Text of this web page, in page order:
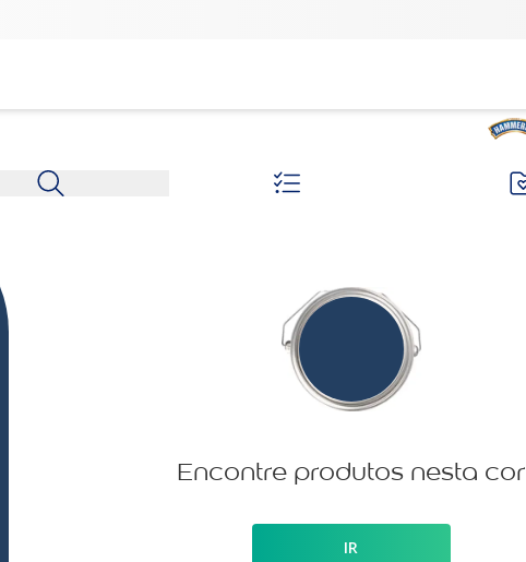
Encontre produtos nesta cor
IR